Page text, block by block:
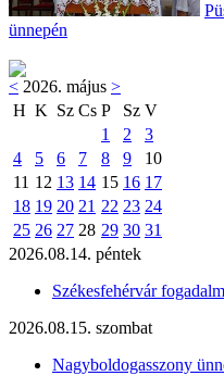
ünnepén
< 2026. május >
H K Sz Cs P Sz V
1
2
3
4
5 6 7 8 9
10
11 12 13 14 15 16 17
18 19 20 21 22 23 24
25 26 27 28 29 30 31
2026.08.14. péntek
Székesfehérvár
2026.08.15. szombat
Nagyboldogasszony